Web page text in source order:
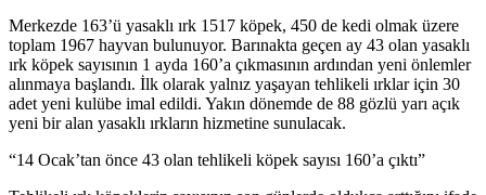
Merkezde 163’ü yasaklı ırk 1517 köpek, 450 de kedi olmak üzere
toplam 1967 hayvan bulunuyor. Barınakta geçen ay 43 olan yasaklı
ırk köpek sayısının 1 ayda 160’a çıkmasının ardından yeni önlemler
alınmaya başlandı. İlk olarak yalnız yaşayan tehlikeli ırklar için 30
adet yeni kulübe imal edildi. Yakın dönemde de 88 gözlü yarı açık
yeni bir alan yasaklı ırkların hizmetine sunulacak.
“14 Ocak’tan önce 43 olan tehlikeli köpek sayısı 160’a çıktı”